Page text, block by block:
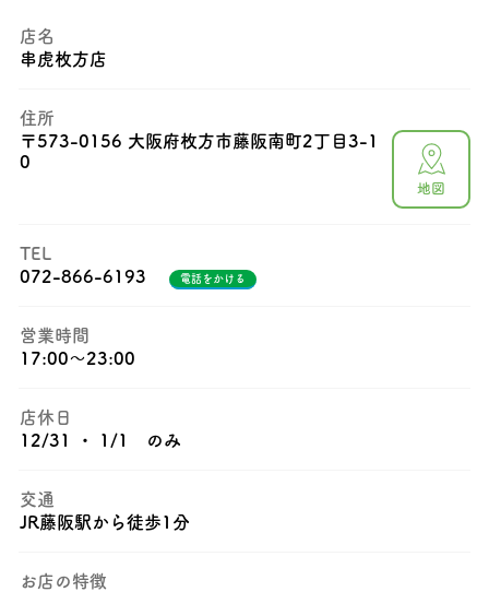
店名
串虎枚方店
住所
〒573-0156 大阪府枚方市藤阪南町2丁目3-1
0
地図
TEL
072-866-6193
電話をかける
営業時間
17:00〜23:00
店休日
12/31 ・ 1/1 のみ
交通
JR藤阪駅から徒歩1分
お店の特徴